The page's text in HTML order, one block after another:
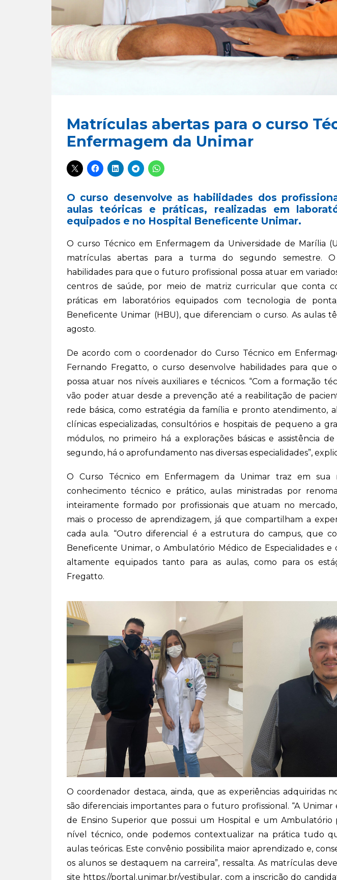
Matrículas abertas para o curso
Enfermagem da Unimar
O curso desenvolve as habilidades dos
aulas teóricas e práticas, realizadas em
equipados e no Hospital Beneficente Unimar.
O curso Técnico em Enfermagem da Universidade de Marília
matrículas abertas para a turma do segundo semestre. O
habilidades para que o futuro profissional possa atuar em
centros de saúde, por meio de matriz curricular que conta
práticas em laboratórios equipados com tecnologia de
Beneficente Unimar (HBU), que diferenciam o curso. As aulas
agosto.
De acordo com o coordenador do Curso Técnico em
Fernando Fregatto, o curso desenvolve habilidades para que
possa atuar nos níveis auxiliares e técnicos. “Com a formação
vão poder atuar desde a prevenção até a reabilitação de
rede básica, como estratégia da família e pronto atendimento,
clínicas especializadas, consultórios e hospitais de pequeno a
módulos, no primeiro há a explorações básicas e assistência
segundo, há o aprofundamento nas diversas especialidades”,
O Curso Técnico em Enfermagem da Unimar traz em sua
conhecimento técnico e prático, aulas ministradas por
inteiramente formado por profissionais que atuam no
mais o processo de aprendizagem, já que compartilham a
cada aula. “Outro diferencial é a estrutura do campus, que
Beneficente Unimar, o Ambulatório Médico de Especialidades e
altamente equipados tanto para as aulas, como para os
Fregatto.
O coordenador destaca, ainda, que as experiências adquiridas
são diferenciais importantes para o futuro profissional. “A
de Ensino Superior que possui um Hospital e um Ambulatório
nível técnico, onde podemos contextualizar na prática tudo
aulas teóricas. Este convênio possibilita maior aprendizado e,
os alunos se destaquem na carreira”, ressalta. As matrículas
site https://portal.unimar.br/vestibular, com a inscrição do